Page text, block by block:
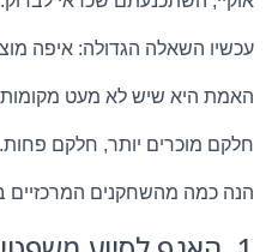
עכשיו השאלה הגדולה: איפה
האמת היא שיש לא מעט
חלקם מוכרים יותר, חלקם פחות.
הנה כמה מהשחקנים המרכזיים